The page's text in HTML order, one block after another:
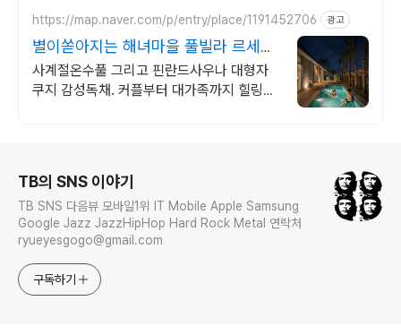
https://map.naver.com/p/entry/place/1191452706 광고
별이쏟아지는 해녀마을 풀빌라 르세라
핌도 다녀간 감성풀빌라
사계절온수풀 그리고 핀란드사우나 대형자
쿠지 감성독채. 커플부터 대가족까지 힐링숙
TB의 SNS 이야기
TB SNS 다음뷰 모바일1위 IT Mobile Apple Samsung
Google Jazz JazzHipHop Hard Rock Metal 연락처
ryueyesgogo@gmail.com
구독하기